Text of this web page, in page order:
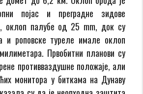
појас и преградне зидове
оклоп палубе од 25 mm, док су
и роповске туреле имале оклоп
Првобитни планови су
противваздушне положаје, али
монитора у биткама на Дунаву